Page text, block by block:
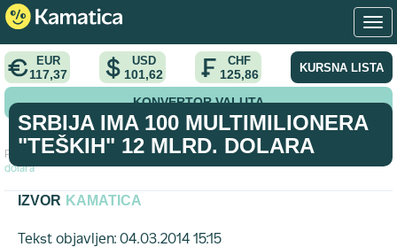
EUR
117,37
USD
101,62
CHF
125,86 KURSNA LISTA
KONVERTOR VALUTA
Početna > vest >
Srbija ima 100 multimilionera "teških" 12 mlrd.
dolara
SRBIJA IMA 100 MULTIMILIONERA
"TEŠKIH" 12 MLRD. DOLARA
IZVOR KAMATICA
Tekst objavljen: 04.03.2014 15:15